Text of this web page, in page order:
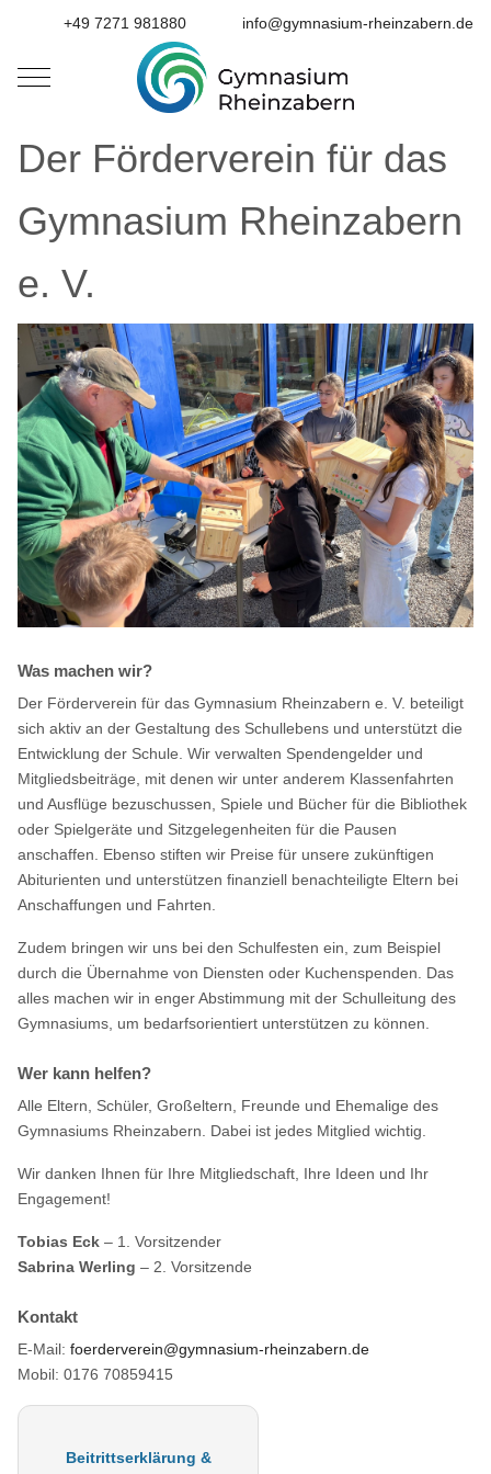
+49 7271 981880 info@gymnasium-rheinzabern.de
Mobile Menu Toggle
Der Förderverein für das
Gymnasium Rheinzabern
e. V.
Was machen wir?
Der Förderverein für das Gymnasium Rheinzabern e. V. beteiligt
sich aktiv an der Gestaltung des Schullebens und unterstützt die
Entwicklung der Schule. Wir verwalten Spendengelder und
Mitgliedsbeiträge, mit denen wir unter anderem Klassenfahrten
und Ausflüge bezuschussen, Spiele und Bücher für die Bibliothek
oder Spielgeräte und Sitzgelegenheiten für die Pausen
anschaffen. Ebenso stiften wir Preise für unsere zukünftigen
Abiturienten und unterstützen finanziell benachteiligte Eltern bei
Anschaffungen und Fahrten.
Zudem bringen wir uns bei den Schulfesten ein, zum Beispiel
durch die Übernahme von Diensten oder Kuchenspenden. Das
alles machen wir in enger Abstimmung mit der Schulleitung des
Gymnasiums, um bedarfsorientiert unterstützen zu können.
Wer kann helfen?
Alle Eltern, Schüler, Großeltern, Freunde und Ehemalige des
Gymnasiums Rheinzabern. Dabei ist jedes Mitglied wichtig.
Wir danken Ihnen für Ihre Mitgliedschaft, Ihre Ideen und Ihr
Engagement!
Tobias Eck – 1. Vorsitzender
Sabrina Werling – 2. Vorsitzende
Kontakt
E-Mail:foerderverein@gymnasium-rheinzabern.de
Mobil: 0176 70859415
Beitrittserklärung &